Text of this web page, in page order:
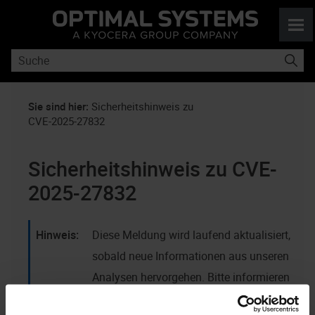
Skip To Main Content
Sie sind hier: Sicherheitshinweis zu
CVE-2025-27832
Sicherheitshinweis zu CVE-
2025-27832
​​Diese Meldung wird laufend aktualisiert,
sobald neue Informationen aus unseren
Analysen hervorgehen. Bitte informieren